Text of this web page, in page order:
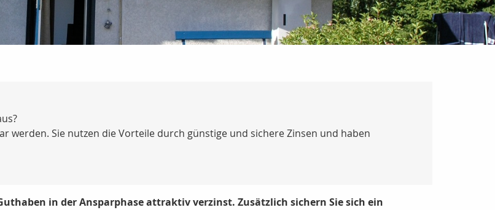
werden. Sie nutzen die Vorteile durch günstige und sichere Zinsen und haben
in der Ansparphase attraktiv verzinst. Zusätzlich sichern Sie sich ein